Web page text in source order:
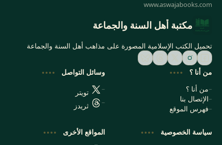
مكتبة أهل السنة والجماعة
تحميل الكتب الإسلامية المصورة على مذاهب أهل السنة والجماعة
من أنا ؟
من أنا ؟
الإتصال بنا
فهرس الموقع
وسائل التواصل
تويتر
ثريدز
سياسة الخصوصية
المواقع الأخرى